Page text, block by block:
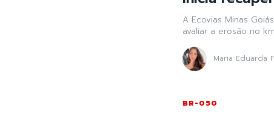
A Ecovias Minas
avaliar a erosão no
Maria Eduarda
BR-050